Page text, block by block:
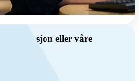
ventilasjon eller våre